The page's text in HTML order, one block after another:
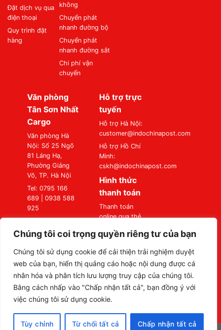
Chúng tôi coi trọng quyền riêng tư của bạn
Chúng tôi sử dụng cookie để cải thiện trải nghiệm duyệt
web của bạn, hiển thị quảng cáo hoặc nội dung được cá
nhân hóa và phân tích lưu lượng truy cập của chúng tôi.
Bằng cách nhấp vào "Chấp nhận tất cả", bạn đồng ý với
việc chúng tôi sử dụng cookie.
Tùy chỉnh Từ chối tất cả Chấp nhận tất cả
Đặt dịch vụ qua
điện thoại
Quy trình đặt
hàng
không
Chuyển phát
nhanh đường bộ
Chuyển phát
nhanh đường sắt
Chi phí vận
chuyển
Văn phòng
Tân Sơn Nhất
Cargo
Văn phòng Hà
Nội: Số 25 Ngõ
81 Láng Hạ,
Phường Giảng
Võ, TP. Hà Nội
Tel: 0795 166
689 | 0938 588
925
Gòn: Số 87
Đường A4
(K300), Phường
Bảy Hiền, TP. Hồ
Tel: 0795 166
689 | 0938 588
925
Hỗ trợ trực
tuyến
Hỗ trợ Hà Nội:
customer@indochinapost.com
Hỗ trợ Hồ Chí
Minh:
cskh@indochinapost.com
Hình thức
thanh toán
Thanh toán
online qua thẻ
Thanh toán tại
Văn Phòng